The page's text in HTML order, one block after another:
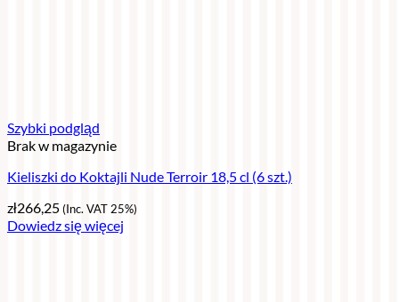
Szybki podgląd
Brak w magazynie
Kieliszki do Koktajli Nude Terroir 18,5 cl (6 szt.)
zł266,25(Inc. VAT 25%)
Dowiedz się więcej